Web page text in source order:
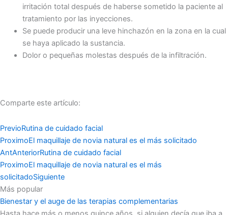
irritación total después de haberse sometido la paciente al
tratamiento por las inyecciones.
Se puede producir una leve hinchazón en la zona en la cual
se haya aplicado la sustancia.
Dolor o pequeñas molestas después de la infiltración.
Comparte este artículo:
PrevioRutina de cuidado facial
ProximoEl maquillaje de novia natural es el más solicitado
AntAnteriorRutina de cuidado facial
ProximoEl maquillaje de novia natural es el más
solicitadoSiguiente
Más popular
Bienestar y el auge de las terapias complementarias